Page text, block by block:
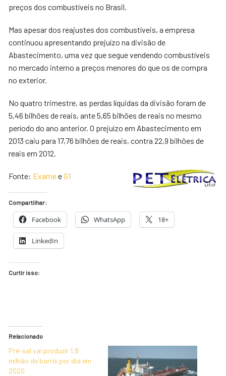
preços dos combustíveis no Brasil.
Mas apesar dos reajustes dos combustíveis, a empresa
continuou apresentando prejuízo na divisão de
Abastecimento, uma vez que segue vendendo combustíveis
no mercado interno a preços menores do que os de compra
no exterior.
No quatro trimestre, as perdas líquidas da divisão foram de
5,46 bilhões de reais, ante 5,65 bilhões de reais no mesmo
período do ano anterior. O prejuízo em Abastecimento em
2013 caiu para 17,76 bilhões de reais, contra 22,9 bilhões de
reais em 2012.
Fonte: ExameeG1
Compartilhar:
Facebook WhatsApp 18+
LinkedIn
Curtir isso:
Relacionado
Pré-sal vai produzir 1,8
milhão de barris por dia em
2020